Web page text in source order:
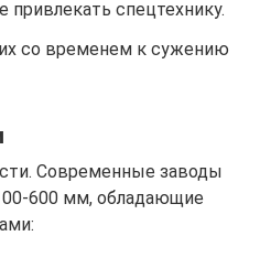
спецтехнику.
со временем к сужению
Современные заводы
600 мм, обладающие